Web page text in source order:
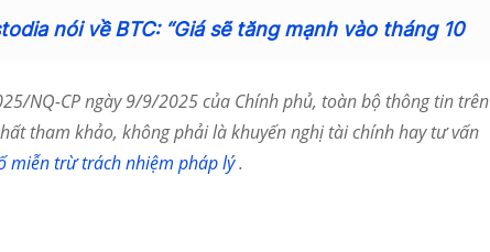
nói về BTC: “Giá sẽ tăng mạnh vào tháng 10
NQ-CP ngày 9/9/2025 của Chính phủ, toàn bộ thông tin trên
tham khảo, không phải là khuyến nghị tài chính hay tư vấn
miễn trừ trách nhiệm pháp lý.